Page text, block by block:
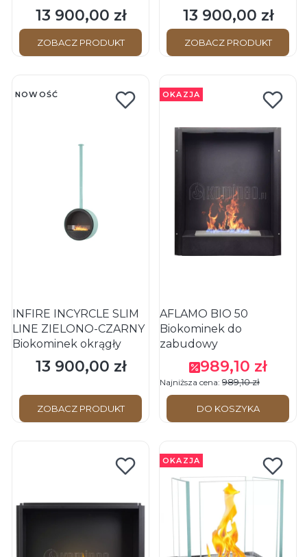
Cena
13 900,00 zł
ZOBACZ PRODUKT
Cena
13 900,00 zł
ZOBACZ PRODUKT
NOWOŚĆ
INFIRE INCYRCLE SLIM
LINE ZIELONO-CZARNY
Biokominek okrągły
Cena
13 900,00 zł
ZOBACZ PRODUKT
OKAZJA
AFLAMO BIO 50
Biokominek do
zabudowy
Cena promocyjna
989,10 zł
Najniższa cena: 989,10 zł
DO KOSZYKA
OKAZJA